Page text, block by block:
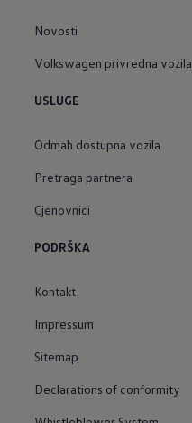
Novosti
Volkswagen privredna vozila
USLUGE
Odmah dostupna vozila
Pretraga partnera
Cjenovnici
PODRŠKA
Kontakt
Impressum
Sitemap
Declarations of conformity